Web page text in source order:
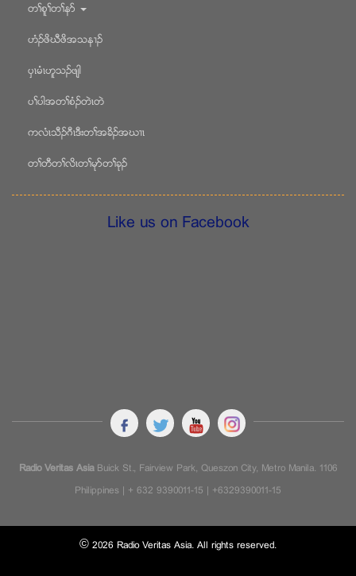
တႈစူႈတႈနဏ
ဟံဥဖိဃီဖိအသန႕ဥ
ပွၚမံၚဟူသဥဖ်ါ
ပႈပါအတႈစံဥတဲၚတဲ
ကလံၚသီဥဂီၚဒီးတႈအခိဥအဃ႕ၚ
တႈတီတႈလိၚတႈမုဏတႈခုဥ
Like us on Facebook
Radio Veritas AsiaBuick St., Fairview Park, Queszon City, Metro Manila. 1106
Philippines | + 632 9390011-15 | +6329390011-15
© 2026 Radio Veritas Asia. All rights reserved.